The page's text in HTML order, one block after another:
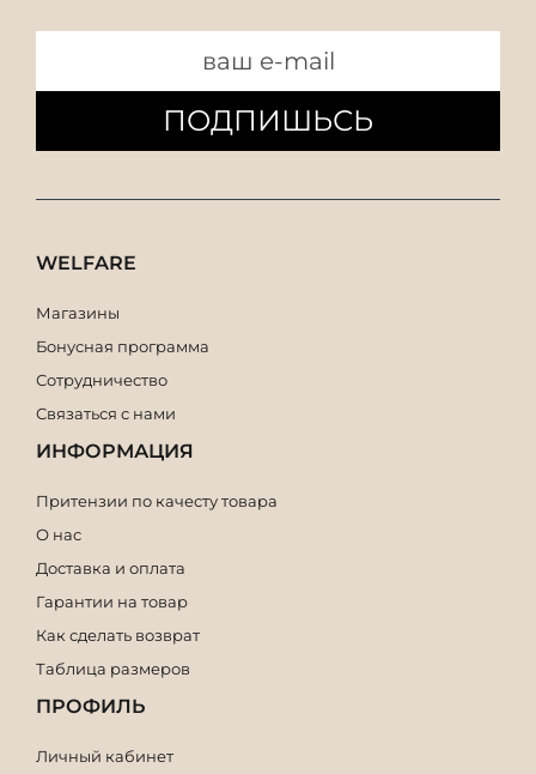
ПОДПИШЬСЬ
WELFARE
Магазины
Бонусная программа
Сотрудничество
Связаться с нами
ИНФОРМАЦИЯ
Притензии по качесту товара
О нас
Доставка и оплата
Гарантии на товар
Как сделать возврат
Таблица размеров
ПРОФИЛЬ
Личный кабинет